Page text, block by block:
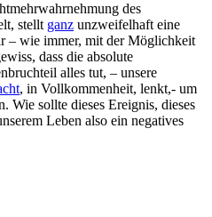
des
stellt ganz unzweifelhaft eine
– wie immer, mit der Möglichkeit
dass die absolute
alles tut, – unsere
, in Vollkommenheit, lenkt,- um
Wie sollte dieses Ereignis, dieses
Leben also ein negatives